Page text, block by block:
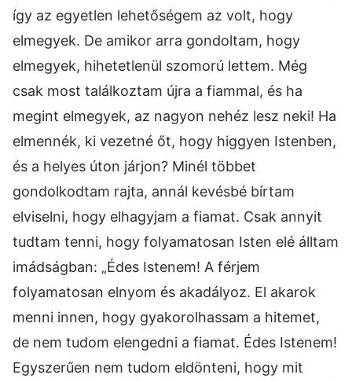
így az egyetlen lehetőségem az volt, hogy
elmegyek. De amikor arra gondoltam, hogy
elmegyek, hihetetlenül szomorú lettem. Még
csak most találkoztam újra a fiammal, és ha
megint elmegyek, az nagyon nehéz lesz neki! Ha
elmennék, ki vezetné őt, hogy higgyen Istenben,
és a helyes úton járjon? Minél többet
gondolkodtam rajta, annál kevésbé bírtam
elviselni, hogy elhagyjam a fiamat. Csak annyit
tudtam tenni, hogy folyamatosan Isten elé álltam
imádságban: „Édes Istenem! A férjem
folyamatosan elnyom és akadályoz. El akarok
menni innen, hogy gyakorolhassam a hitemet,
de nem tudom elengedni a fiamat. Édes Istenem!
Egyszerűen nem tudom eldönteni, hogy mit